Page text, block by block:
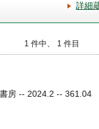
詳細
1 件中、 1 件目
房 -- 2024.2 -- 361.04